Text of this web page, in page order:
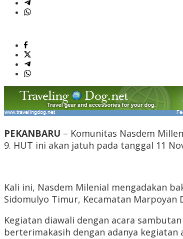
PEKANBARU – Komunitas Nasdem
9. HUT ini akan jatuh pada tanggal 11
Kali ini, Nasdem Milenial mengadakan
Sidomulyo Timur, Kecamatan Marpoyan
Kegiatan diawali dengan acara
berterimakasih dengan adanya